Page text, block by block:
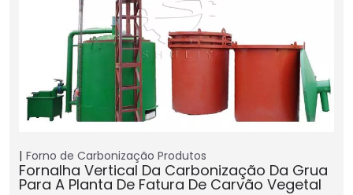
Forno de Carbonização Produtos
Fornalha Vertical Da Carbonização Da Grua
Para A Planta De Fatura De Carvão Vegetal